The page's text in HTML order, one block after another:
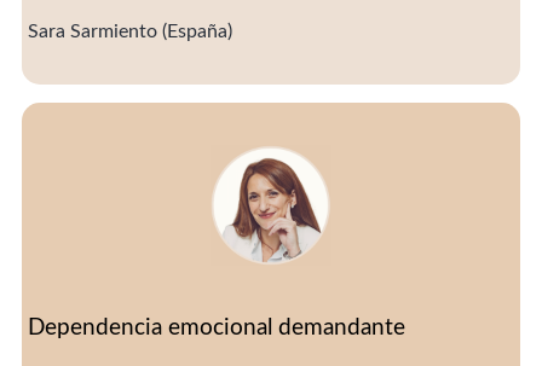
Sara Sarmiento (España)
Dependencia emocional demandante